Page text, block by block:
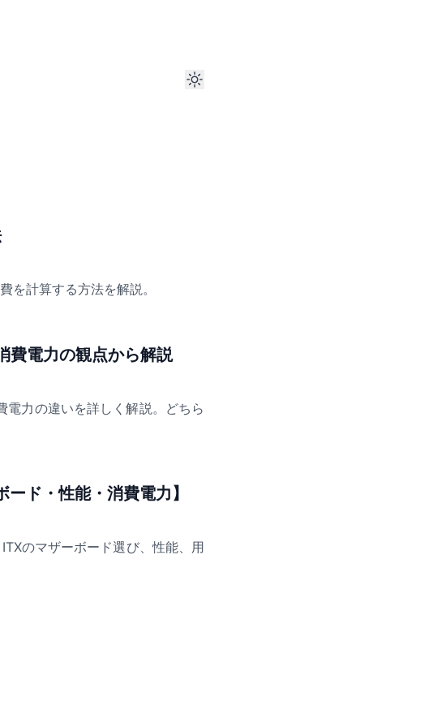
を計算する方法を解説。
費電力の観点から解説
力の違いを詳しく解説。どちら
ド・性能・消費電力】
のマザーボード選び、性能、用